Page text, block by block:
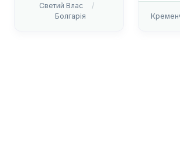
Светий Влас
Болгарія